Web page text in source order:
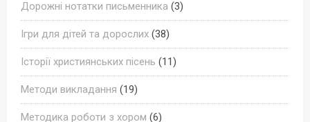
Дорожні нотатки письменника (3)
Ігри для дітей та дорослих (38)
Історії християнських пісень (11)
Методи викладання (19)
Методика роботи з хором (6)